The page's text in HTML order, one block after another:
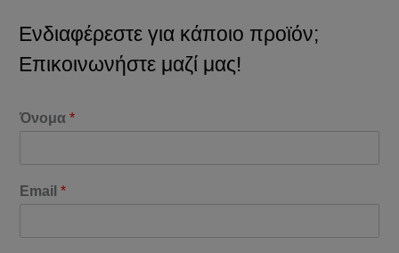
Ενδιαφέρεστε για κάποιο προϊόν;
Επικοινωνήστε μαζί μας!
Όνομα*
Email*